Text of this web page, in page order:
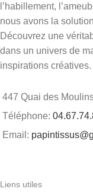
l’habillement,
nous avons la
Découvrez une
dans un univers de
inspirations créatives.
447 Quai des
Téléphone:
Email:
Liens utiles